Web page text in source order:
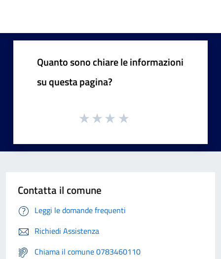
Quanto sono chiare le informazioni
su questa pagina?
Contatta il comune
Leggi le domande frequenti
Richiedi Assistenza
Chiama il comune 0783460110